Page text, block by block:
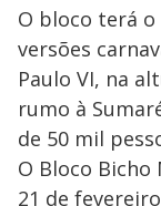
O bloco terá
versões
Paulo VI, na
rumo à
de 50 mil
O Bloco Bicho
21 de